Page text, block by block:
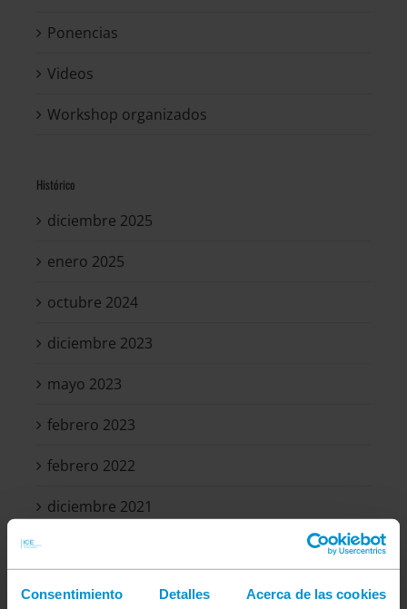
Consentimiento Detalles Acerca de las cookies
Ponencias
Videos
Workshop organizados
Histórico
diciembre 2025
enero 2025
octubre 2024
diciembre 2023
mayo 2023
febrero 2023
febrero 2022
diciembre 2021
abril 2020